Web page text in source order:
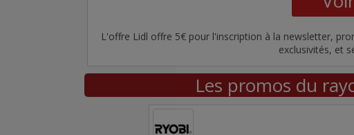
L'offre Lidl offre 5€ pour l'inscription à la newsletter,
exclusivités, et
Les promos du